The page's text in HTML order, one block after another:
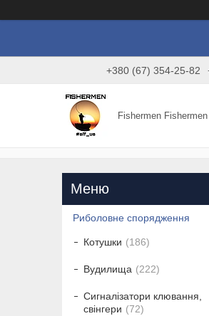
+380 (67) 354-25-82
Fishermen Fishermen
Риболовне спорядження
Котушки 186
Вудилища 222
Сигналізатори клювання,
свінгери
72